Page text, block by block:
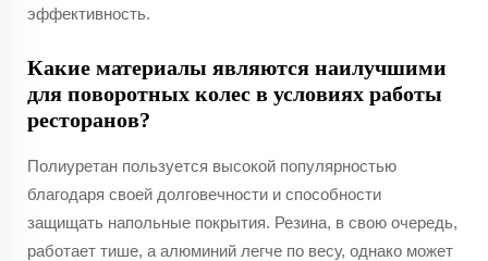
эффективность.
Какие материалы являются наилучшими
для поворотных колес в условиях работы
ресторанов?
Полиуретан пользуется высокой популярностью
благодаря своей долговечности и способности
защищать напольные покрытия. Резина, в свою очередь,
работает тише, а алюминий легче по весу, однако может